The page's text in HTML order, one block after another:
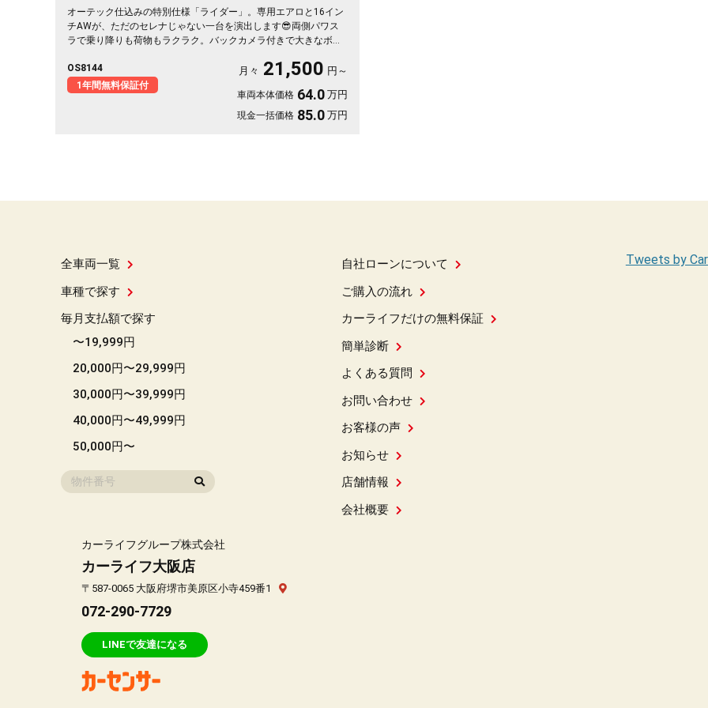
オーテック仕込みの特別仕様「ライダー」。専用エアロと16イン
チAWが、ただのセレナじゃない一台を演出します😎両側パワス
ラで乗り降りも荷物もラクラク。バックカメラ付きで大きなボデ
ライブの心強い味方。仲間との遠出も、休日の趣味も、これ一台
で楽しさ倍増です🎵月々21500〜で手が届く特別グレード。走り
出しが待ち遠しくなる、《1年保証付》👑
OS8144
1年間無料保証付
月々 21,500 円～
車両本体価格 64.0 万円
現金一括価格 85.0 万円
全車両一覧
車種で探す
毎月支払額で探す
〜19,999円
20,000円〜29,999円
30,000円〜39,999円
40,000円〜49,999円
50,000円〜
自社ローンについて
ご購入の流れ
カーライフだけの無料保証
簡単診断
よくある質問
お問い合わせ
お客様の声
お知らせ
店舗情報
会社概要
Tweets by
カーライフグループ株式会社
カーライフ大阪店
〒587-0065 大阪府堺市美原区小寺459番1
072-290-7729
LINEで友達になる